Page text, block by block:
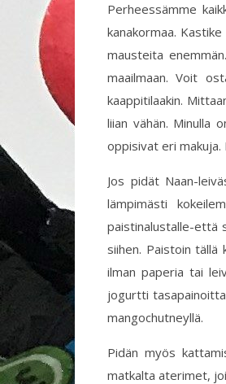
Perheessämme
kanakormaa.
mausteita
maailmaan. Voit
kaappitilaakin.
liian vähän. Minulla
oppisivat eri
Jos pidät Naan-
lämpimästi
paistinalustalle-että
siihen. Paistoin tällä
ilman paperia tai
jogurtti
mangochutneyllä.
Pidän myös
matkalta aterimet,